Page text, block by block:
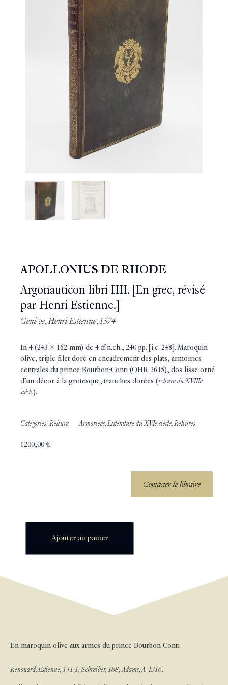
APOLLONIUS DE RHODE
Argonauticon libri IIII. [En grec, révisé
par Henri Estienne.]
Genève, Henri Estienne, 1574
In-4 (243 x 162 mm) de 4 ff.n.ch., 240 pp. [i.e. 248]. Maroquin
olive, triple filet doré en encadrement des plats, armoiries
centrales du prince Bourbon-Conti (OHR 2645), dos lisse orné
d’un décor à la grotesque, tranches dorées (reliure du XVIIIe
siècle).
Catégories: Reliure Armoriées,Littérature du XVIe siècle, Reliures
1200,00€
Contacter le libraire
Ajouter au panier
En maroquin olive aux armes du prince Bourbon-Conti
Renouard, Estienne, 141:1; Schreiber, 188; Adams, A-1316.